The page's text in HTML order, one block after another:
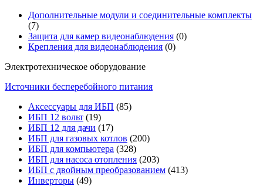
Дополнительные модули и соединительные комплекты
(7)
Защита для камер видеонаблюдения (0)
Крепления для видеонаблюдения (0)
Электротехническое оборудование
Источники бесперебойного питания
Аксессуары для ИБП (85)
ИБП 12 вольт (19)
ИБП 12 для дачи (17)
ИБП для газовых котлов (200)
ИБП для компьютера (328)
ИБП для насоса отопления (203)
ИБП с двойным преобразованием (413)
Инверторы (49)